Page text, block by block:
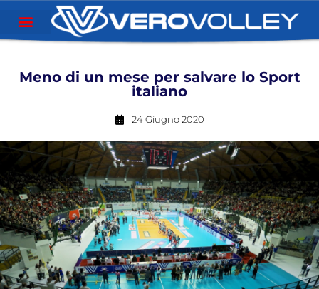
Meno di un mese per salvare lo Sport
italiano
24 Giugno 2020